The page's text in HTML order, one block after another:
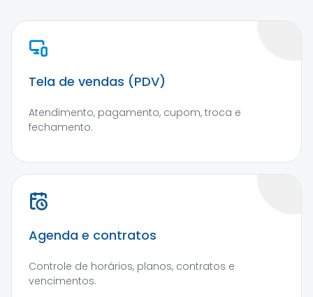
Tela de vendas (PDV)
Atendimento, pagamento, cupom, troca e
fechamento.
Agenda e contratos
Controle de horários, planos, contratos e
vencimentos.